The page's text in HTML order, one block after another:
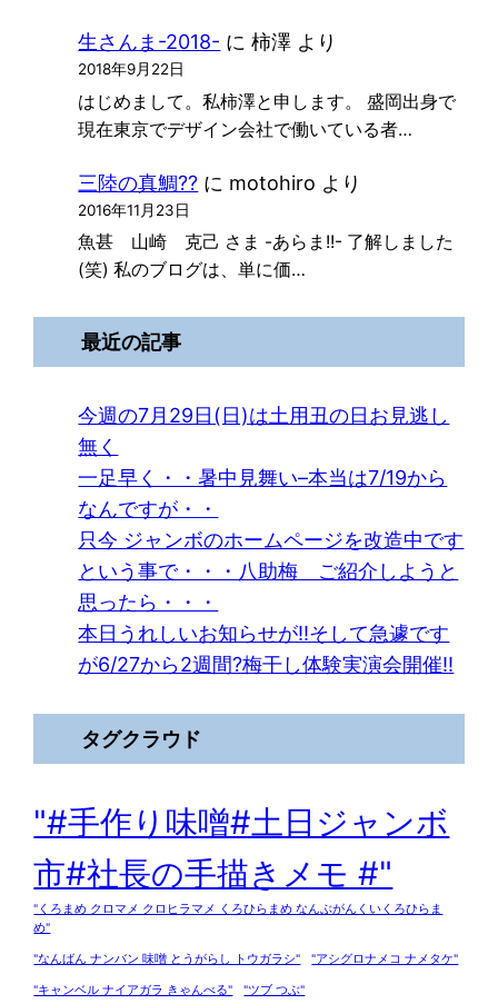
生さんま-2018- に柿澤 より
2018年9月22日
はじめまして。私柿澤と申します。 盛岡出身で
現在東京でデザイン会社で働いている者…
三陸の真鯛?? に motohiro より
2016年11月23日
魚甚 山崎 克己 さま -あらま!!- 了解しました
(笑) 私のブログは、単に価…
最近の記事
今週の7月29日(日)は土用丑の日お見逃し
無く
一足早く・・暑中見舞い–本当は7/19から
なんですが・・
只今 ジャンボのホームページを改造中です
という事で・・・八助梅 ご紹介しようと
思ったら・・・
本日うれしいお知らせが!!そして急遽です
が6/27から2週間?梅干し体験実演会開催!!
タグクラウド
"#手作り味噌#土日ジャンボ
市#社長の手描きメモ #"
"くろまめ クロマメ クロヒラマメ くろひらまめ なんぶがんくいくろひらま
め"
"なんばん ナンバン 味噌 とうがらし トウガラシ" "アシグロナメコ ナメタケ"
"キャンベル ナイアガラ きゃんべる" "ツブ つぶ"